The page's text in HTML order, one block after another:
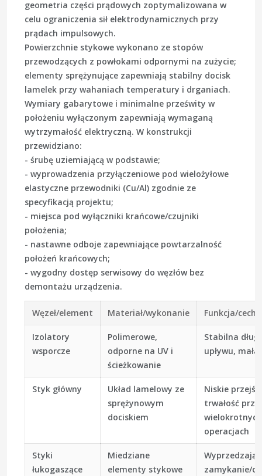
geometria części prądowych zoptymalizowana w
celu ograniczenia sił elektrodynamicznych przy
prądach impulsowych.
Powierzchnie stykowe wykonano ze stopów
przewodzących z powłokami odpornymi na zużycie;
elementy sprężynujące zapewniają stabilny docisk
lamelek przy wahaniach temperatury i drganiach.
Wymiary gabarytowe i minimalne prześwity w
położeniu wyłączonym zapewniają wymaganą
wytrzymałość elektryczną. W konstrukcji
przewidziano:
- śrubę uziemiającą w podstawie;
- wyprowadzenia przyłączeniowe pod wielożyłowe
elastyczne przewodniki (Cu/Al) zgodnie ze
specyfikacją projektu;
- miejsca pod wyłączniki krańcowe/czujniki
położenia;
- nastawne odboje zapewniające powtarzalność
położeń krańcowych;
- wygodny dostęp serwisowy do węzłów bez
demontażu urządzenia.
Węzeł/element Materiał/wykonanie Funkcja/cechy
Izolatory
wsporcze
Polimerowe,
odporne na UV i
ścieżkowanie
Stabilna
upływu,
Styk główny
Układ lamelowy ze
sprężynowym
dociskiem
Niskie
trwałość przy
wielokrotnych
operacjach
Styki
łukogaszące
Miedziane
elementy stykowe
zamykanie/